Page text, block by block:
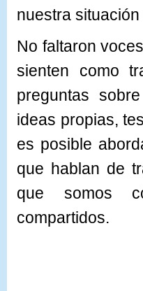
nuestra
No faltaron
sienten como
preguntas
ideas propias,
es posible
que hablan de
que somos
compartidos.